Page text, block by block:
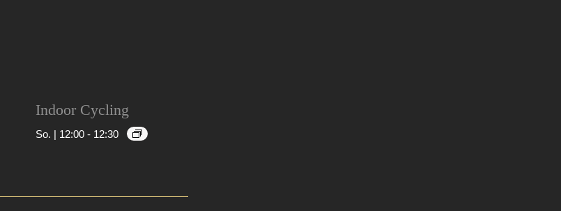
Indoor Cycling
So. | 12:00 - 12:30